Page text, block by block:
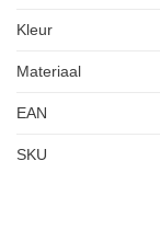
Kleur
Materiaal
EAN
SKU